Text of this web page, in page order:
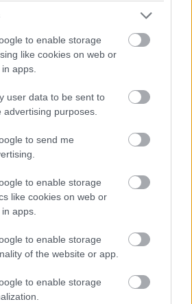
to enable storage
like cookies on web or
apps.
user data to be sent to
purposes.
to send me
to enable storage
like cookies on web or
apps.
to enable storage
of the website or app.
to enable storage